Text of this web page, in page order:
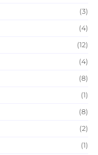
(3)
(4)
(12)
(4)
(8)
(1)
(8)
(2)
(1)